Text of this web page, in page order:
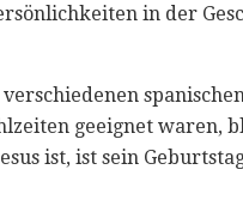
in der
geeignet waren,
ist, ist sein